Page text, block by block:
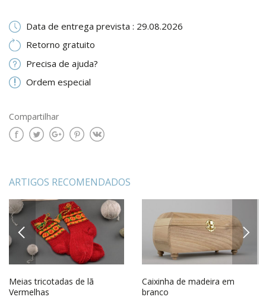
Data de entrega prevista : 29.08.2026
Retorno gratuito
Precisa de ajuda?
Ordem especial
Compartilhar
ARTIGOS RECOMENDADOS
PREVIOUS
Meias tricotadas de lã
Vermelhas
Caixinha de madeira em
branco
NEXT